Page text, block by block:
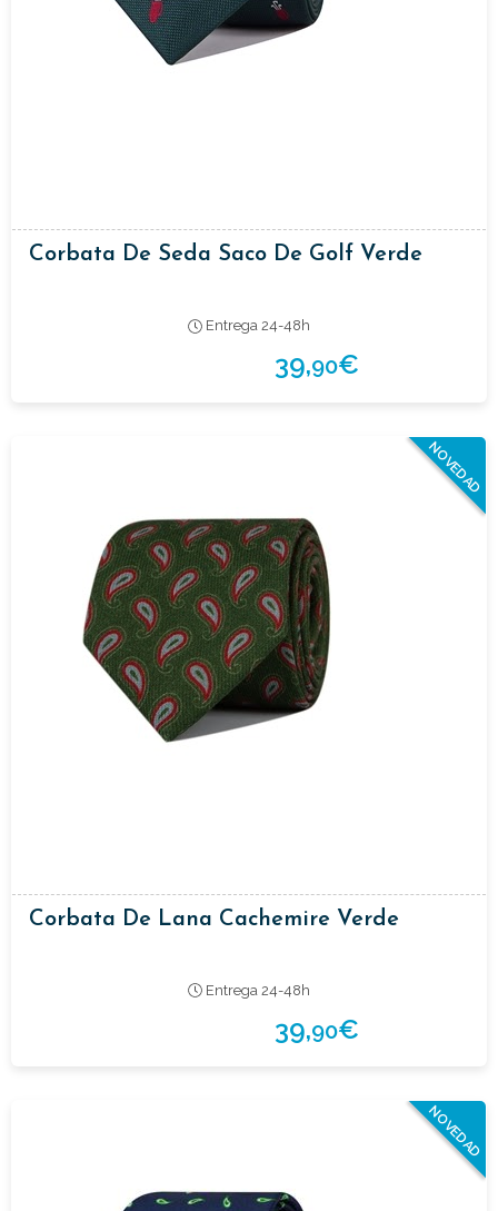
Corbata De Seda Saco De Golf Verde
Entrega 24-48h
39,90€
NOVEDAD
Corbata De Lana Cachemire Verde
Entrega 24-48h
39,90€
NOVEDAD